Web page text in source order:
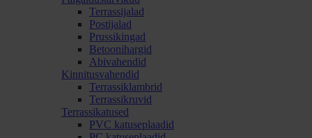
Terrassijalad
Postijalad
Prussikingad
Betoonihargid
Abivahendid
Kinnitusvahendid
Terrassiklambrid
Terrassikruvid
Terrassikatused
PVC katuseplaadid